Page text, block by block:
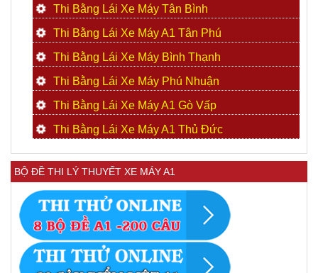
Thi Bằng Lái Xe Máy Tân Bình
Thi Bằng Lái Xe Máy A1 Tân Phú
Thi Bằng Lái Xe Máy Bình Thạnh
Thi Bằng Lái Xe Máy Phú Nhuận
Thi Bằng Lái Xe Máy A1 Gò Vấp
Thi Bằng Lái Xe Máy A1 Thủ Đức
BỘ ĐỀ THI LÝ THUYẾT XE MÁY A1